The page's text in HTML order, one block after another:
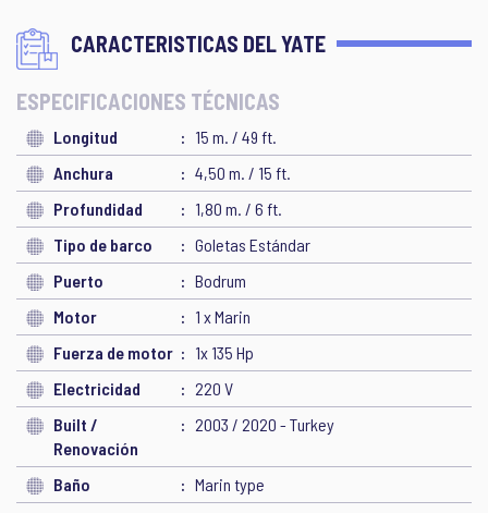
CARACTERISTICAS DEL YATE
ESPECIFICACIONES TÉCNICAS
Longitud
15 m. / 49 ft.
Anchura
4,50 m. / 15 ft.
Profundidad
1,80 m. / 6 ft.
Tipo de barco
Goletas Estándar
Puerto
Bodrum
Motor
1 x Marin
Fuerza de motor
1x 135 Hp
Electricidad
220 V
Built /
Renovación
2003 / 2020 - Turkey
Baño Marin type